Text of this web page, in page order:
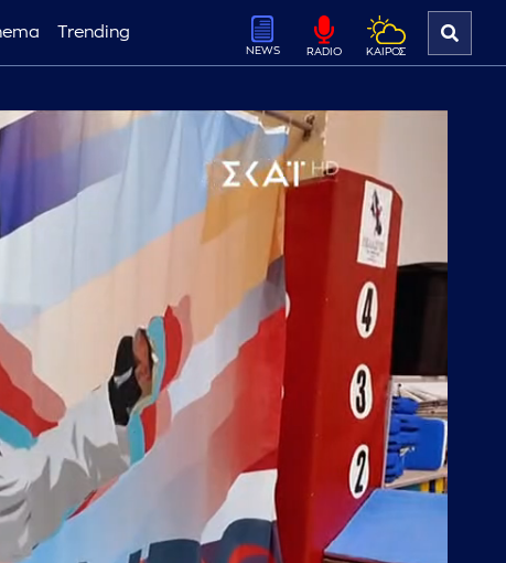
Trending
NEWS RADIO ΚΑΙΡΟΣ